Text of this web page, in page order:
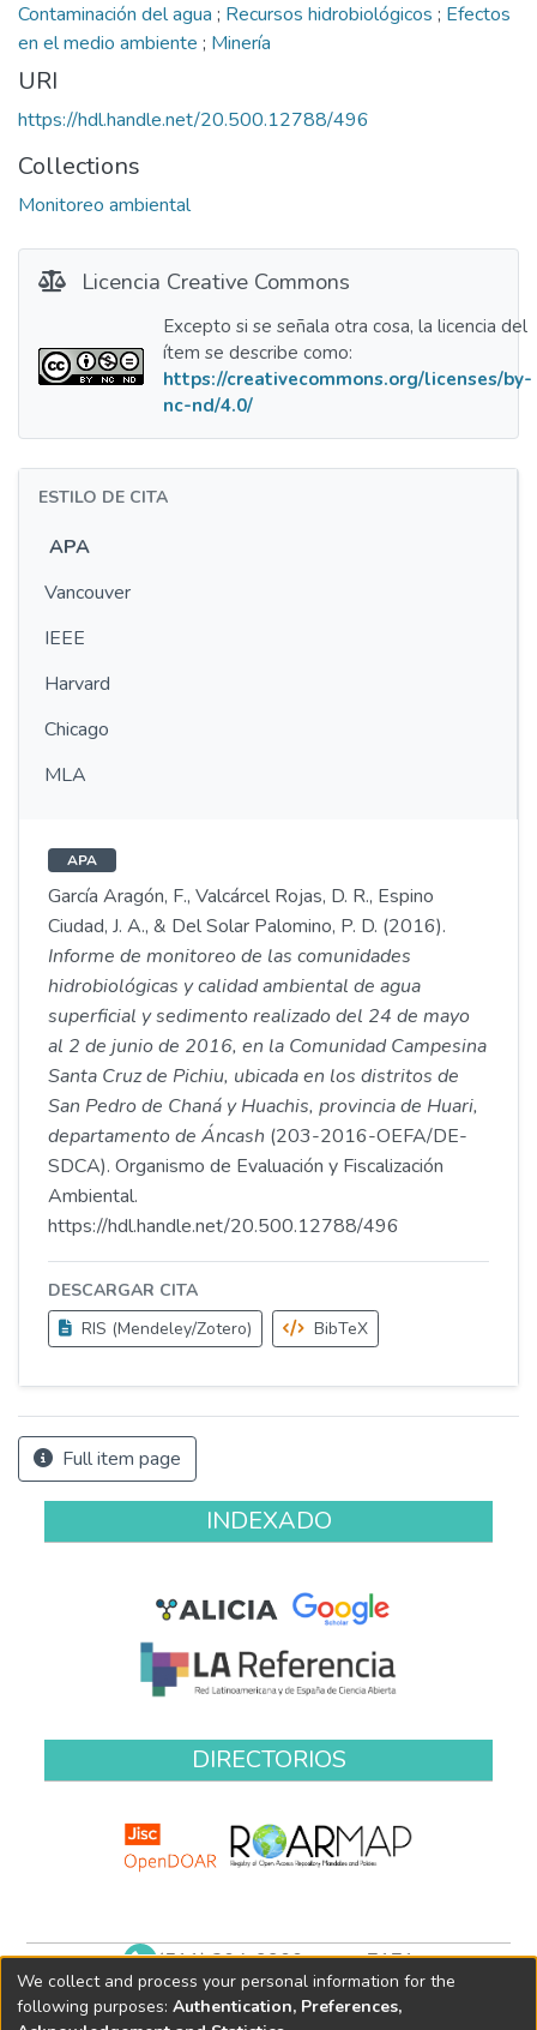
Contaminación del agua ; Recursos hidrobiológicos ; Efectos
en el medio ambiente ; Minería
URI
https://hdl.handle.net/20.500.12788/496
Collections
Monitoreo ambiental
Licencia Creative Commons
Excepto si se señala otra cosa, la licencia del
ítem se describe como:
https://creativecommons.org/licenses/by-
nc-nd/4.0/
ESTILO DE CITA
APA
Vancouver
IEEE
Harvard
Chicago
MLA
APA
García Aragón, F., Valcárcel Rojas, D. R., Espino
Ciudad, J. A., & Del Solar Palomino, P. D. (2016).
Informe de monitoreo de las comunidades
hidrobiológicas y calidad ambiental de agua
superficial y sedimento realizado del 24 de mayo
al 2 de junio de 2016, en la Comunidad Campesina
Santa Cruz de Pichiu, ubicada en los distritos de
San Pedro de Chaná y Huachis, provincia de Huari,
departamento de Áncash (203-2016-OEFA/DE-
SDCA). Organismo de Evaluación y Fiscalización
Ambiental.
https://hdl.handle.net/20.500.12788/496
DESCARGAR CITA
RIS (Mendeley/Zotero)
BibTeX
Full item page
INDEXADO
DIRECTORIOS
(511) 204-9900 anexo 7171
biblioteca@oefa.gob.pe
We collect and process your personal information for the
following purposes: Authentication, Preferences,